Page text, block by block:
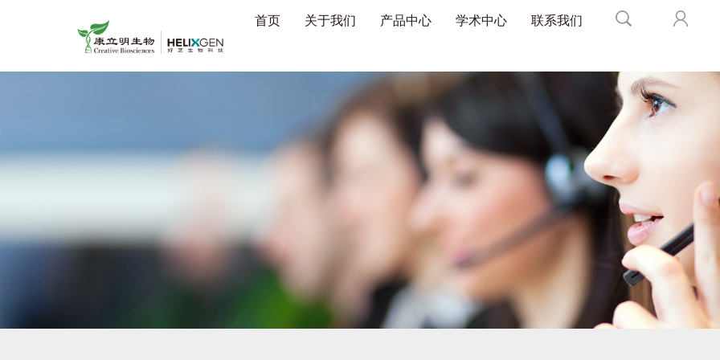
首页 关于我们 产品中心 学术中心 联系我们